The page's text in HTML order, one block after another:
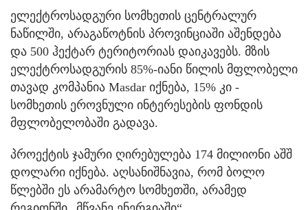
ელექტროსადგური სომხეთის ცენტრალურ
ნაწილში, არაგაწოტნის პროვინციაში აშენდება
და 500 ჰექტარ ტერიტორიას დაიკავებს. მზის
ელექტროსადგურის 85%-იანი წილის მფლობელი
თავად კომპანია Masdar იქნება, 15% კი -
სომხეთის ეროვნული ინტერესების ფონდის
მფლობელობაში გადავა.
პროექტის ჯამური ღირებულება 174 მილიონი აშშ
დოლარი იქნება. აღსანიშნავია, რომ ბოლო
წლებში ეს არამარტო სომხეთში, არამედ